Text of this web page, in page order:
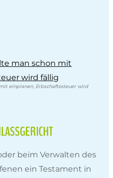
einplanen, Erbschaftssteuer wird
beim Verwalten des
ein Testament in